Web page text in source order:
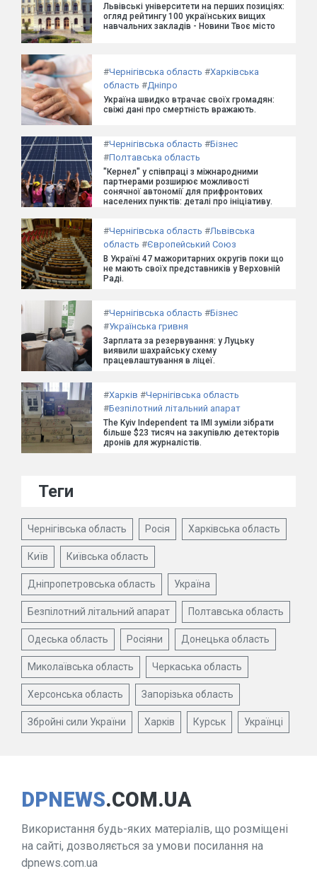
Львівські університети на перших позиціях:
огляд рейтингу 100 українських вищих
навчальних закладів - Новини Твоє місто
#Чернігівська область #Харківська
область #Дніпро
Україна швидко втрачає своїх громадян:
свіжі дані про смертність вражають.
#Чернігівська область #Бізнес
#Полтавська область
"Кернел" у співпраці з міжнародними
партнерами розширює можливості
сонячної автономії для прифронтових
населених пунктів: деталі про ініціативу.
#Чернігівська область #Львівська
область #Європейський Союз
В Україні 47 мажоритарних округів поки що
не мають своїх представників у Верховній
Раді.
#Чернігівська область #Бізнес
#Українська гривня
Зарплата за резервування: у Луцьку
виявили шахрайську схему
працевлаштування в ліцеї.
#Харків #Чернігівська область
#Безпілотний літальний апарат
The Kyiv Independent та ІМІ зуміли зібрати
більше $23 тисяч на закупівлю детекторів
дронів для журналістів.
Теги
Чернігівська область Росія Харківська область
Київ Київська область
Дніпропетровська область Україна
Безпілотний літальний апарат Полтавська область
Одеська область Росіяни Донецька область
Миколаївська область Черкаська область
Херсонська область Запорізька область
Збройні сили України Харків Курськ Українці
DPNEWS.COM.UA
Використання будь-яких матеріалів, що розміщені
на сайті, дозволяється за умови посилання на
dpnews.com.ua